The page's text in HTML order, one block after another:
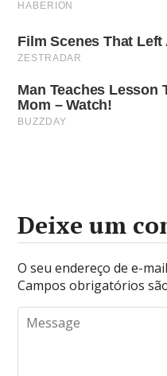
Deixe um
O seu endereço de e-
Campos obrigatórios